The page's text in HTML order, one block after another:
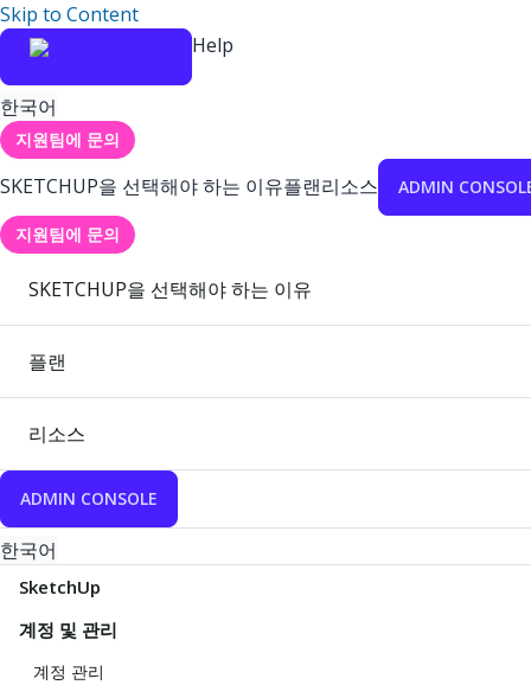
Skip to Content
Help
한국어
지원팀에 문의
SKETCHUP을 선택해야 하는 이유플랜리소스 ADMIN
지원팀에 문의
SKETCHUP을 선택해야 하는 이유
플랜
리소스
ADMIN CONSOLE
한국어
SketchUp
계정 및 관리
계정 관리